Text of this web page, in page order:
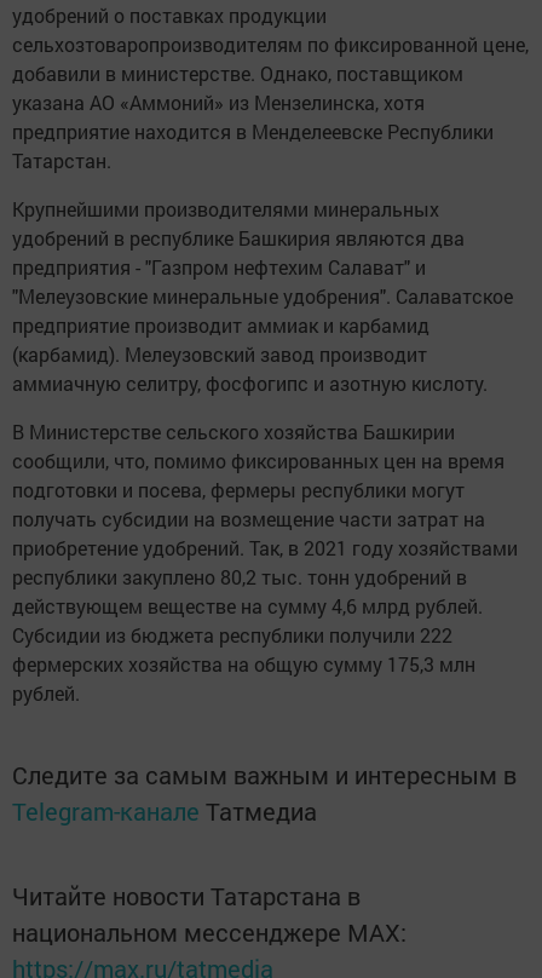
удобрений о поставках продукции
сельхозтоваропроизводителям по фиксированной цене,
добавили в министерстве. Однако, поставщиком
указана АО «Аммоний» из Мензелинска, хотя
предприятие находится в Менделеевске Республики
Татарстан.
Крупнейшими производителями минеральных
удобрений в республике Башкирия являются два
предприятия - "Газпром нефтехим Салават" и
"Мелеузовские минеральные удобрения". Салаватское
предприятие производит аммиак и карбамид
(карбамид). Мелеузовский завод производит
аммиачную селитру, фосфогипс и азотную кислоту.
В Министерстве сельского хозяйства Башкирии
сообщили, что, помимо фиксированных цен на время
подготовки и посева, фермеры республики могут
получать субсидии на возмещение части затрат на
приобретение удобрений. Так, в 2021 году хозяйствами
республики закуплено 80,2 тыс. тонн удобрений в
действующем веществе на сумму 4,6 млрд рублей.
Субсидии из бюджета республики получили 222
фермерских хозяйства на общую сумму 175,3 млн
рублей.
Следите за самым важным и интересным в
Telegram-канале Татмедиа
Читайте новости Татарстана в
национальном мессенджере MАХ:
https://max.ru/tatmedia